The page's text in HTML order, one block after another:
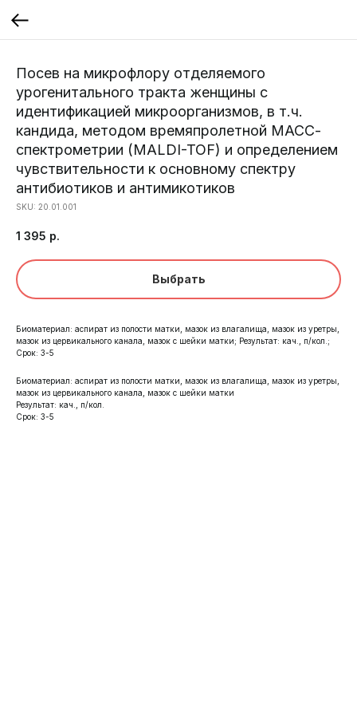
Посев на микрофлору отделяемого
урогенитального тракта женщины с
идентификацией микроорганизмов, в т.ч.
кандида, методом времяпролетной МАСС-
спектрометрии (MALDI-TOF) и определением
чувствительности к основному спектру
антибиотиков и антимикотиков
SKU: 20.01.001
1 395 р.
Выбрать
Биоматериал: аспират из полости матки, мазок из влагалища, мазок из уретры,
мазок из цервикального канала, мазок с шейки матки; Результат: кач., п/кол.;
Срок: 3-5
Биоматериал: аспират из полости матки, мазок из влагалища, мазок из уретры,
мазок из цервикального канала, мазок с шейки матки
Результат: кач., п/кол.
Срок: 3-5